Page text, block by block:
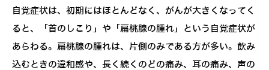
自覚症状は、初期にはほとんどなく、がんが大きくなってく
ると、「首のしこり」や「扁桃腺の腫れ」という自覚症状が
あらわる。扁桃腺の腫れは、片側のみである方が多い。飲み
込むときの違和感や、長く続くのどの痛み、耳の痛み、声の